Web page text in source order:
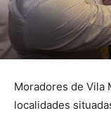
Moradores de Vila
localidades